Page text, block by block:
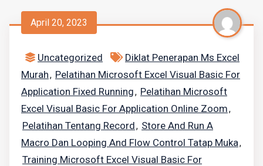
April 20, 2023
Uncategorized
Diklat Penerapan Ms Excel
Murah, Pelatihan Microsoft Excel Visual Basic For
Application Fixed Running, Pelatihan Microsoft
Excel Visual Basic For Application Online Zoom,
Pelatihan Tentang Record, Store And Run A
Macro Dan Looping And Flow Control Tatap Muka,
Training Microsoft Excel Visual Basic For